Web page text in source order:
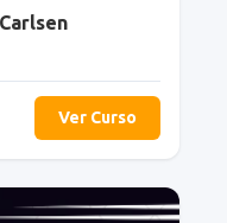
Ver Curso